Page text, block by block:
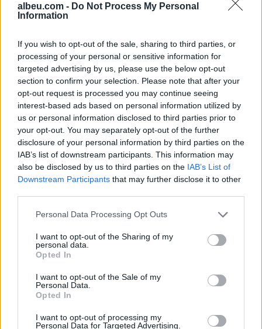
albeu.com - Do Not Process My Personal
Information
If you wish to opt-out of the sale, sharing to third parties, or
processing of your personal or sensitive information for
targeted advertising by us, please use the below opt-out
section to confirm your selection. Please note that after your
opt-out request is processed you may continue seeing
interest-based ads based on personal information utilized by
us or personal information disclosed to third parties prior to
your opt-out. You may separately opt-out of the further
disclosure of your personal information by third parties on the
IAB’s list of downstream participants. This information may
also be disclosed by us to third parties on the IAB’s List of
Downstream Participants that may further disclose it to other
Personal Data Processing Opt Outs
I want to opt-out of the Sharing of my
personal data.
Opted In
I want to opt-out of the Sale of my
Personal Data.
Opted In
I want to opt-out of processing my
Personal Data for Targeted Advertising.
Prush
Esim for Global
Esim for USA | Esim for Italy Esim for Spain|Esim